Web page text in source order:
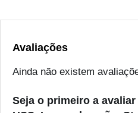
Avaliações
Ainda não existem
Seja o primeiro a